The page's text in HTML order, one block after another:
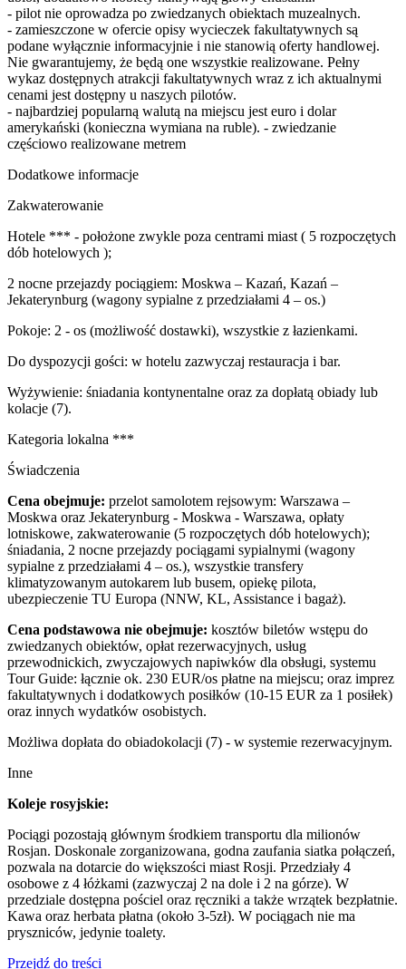
- pilot nie oprowadza po zwiedzanych obiektach muzealnych.
- zamieszczone w ofercie opisy wycieczek fakultatywnych są
podane wyłącznie informacyjnie i nie stanowią oferty handlowej.
Nie gwarantujemy, że będą one wszystkie realizowane. Pełny
wykaz dostępnych atrakcji fakultatywnych wraz z ich aktualnymi
cenami jest dostępny u naszych pilotów.
- najbardziej popularną walutą na miejscu jest euro i dolar
amerykański (konieczna wymiana na ruble). - zwiedzanie
częściowo realizowane metrem
Dodatkowe informacje
Zakwaterowanie
Hotele *** - położone zwykle poza centrami miast ( 5 rozpoczętych
dób hotelowych );
2 nocne przejazdy pociągiem: Moskwa – Kazań, Kazań –
Jekaterynburg (wagony sypialne z przedziałami 4 – os.)
Pokoje: 2 - os (możliwość dostawki), wszystkie z łazienkami.
Do dyspozycji gości: w hotelu zazwyczaj restauracja i bar.
Wyżywienie: śniadania kontynentalne oraz za dopłatą obiady lub
kolacje (7).
Kategoria lokalna ***
Świadczenia
Cena obejmuje: przelot samolotem rejsowym: Warszawa –
Moskwa oraz Jekaterynburg - Moskwa - Warszawa, opłaty
lotniskowe, zakwaterowanie (5 rozpoczętych dób hotelowych);
śniadania, 2 nocne przejazdy pociągami sypialnymi (wagony
sypialne z przedziałami 4 – os.), wszystkie transfery
klimatyzowanym autokarem lub busem, opiekę pilota,
ubezpieczenie TU Europa (NNW, KL, Assistance i bagaż).
Cena podstawowa nie obejmuje: kosztów biletów wstępu do
zwiedzanych obiektów, opłat rezerwacyjnych, usług
przewodnickich, zwyczajowych napiwków dla obsługi, systemu
Tour Guide: łącznie ok. 230 EUR/os płatne na miejscu; oraz imprez
fakultatywnych i dodatkowych posiłków (10-15 EUR za 1 posiłek)
oraz innych wydatków osobistych.
Możliwa dopłata do obiadokolacji (7) - w systemie rezerwacyjnym.
Inne
Koleje rosyjskie:
Pociągi pozostają głównym środkiem transportu dla milionów
Rosjan. Doskonale zorganizowana, godna zaufania siatka połączeń,
pozwala na dotarcie do większości miast Rosji. Przedziały 4
osobowe z 4 łóżkami (zazwyczaj 2 na dole i 2 na górze). W
przedziale dostępna pościel oraz ręczniki a także wrzątek bezpłatnie.
Kawa oraz herbata płatna (około 3-5zł). W pociągach nie ma
pryszniców, jedynie toalety.
Przejdź do treści